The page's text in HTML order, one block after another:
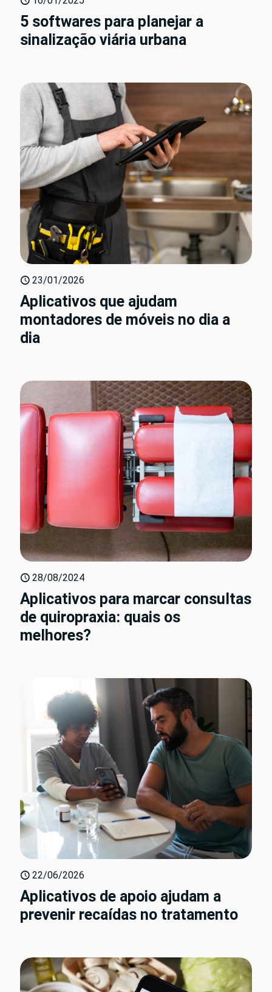
5 softwares para planejar a
sinalização viária urbana
23/01/2026
Aplicativos que ajudam
montadores de móveis no dia a
dia
28/08/2024
Aplicativos para marcar consultas
de quiropraxia: quais os
melhores?
22/06/2026
Aplicativos de apoio ajudam a
prevenir recaídas no tratamento